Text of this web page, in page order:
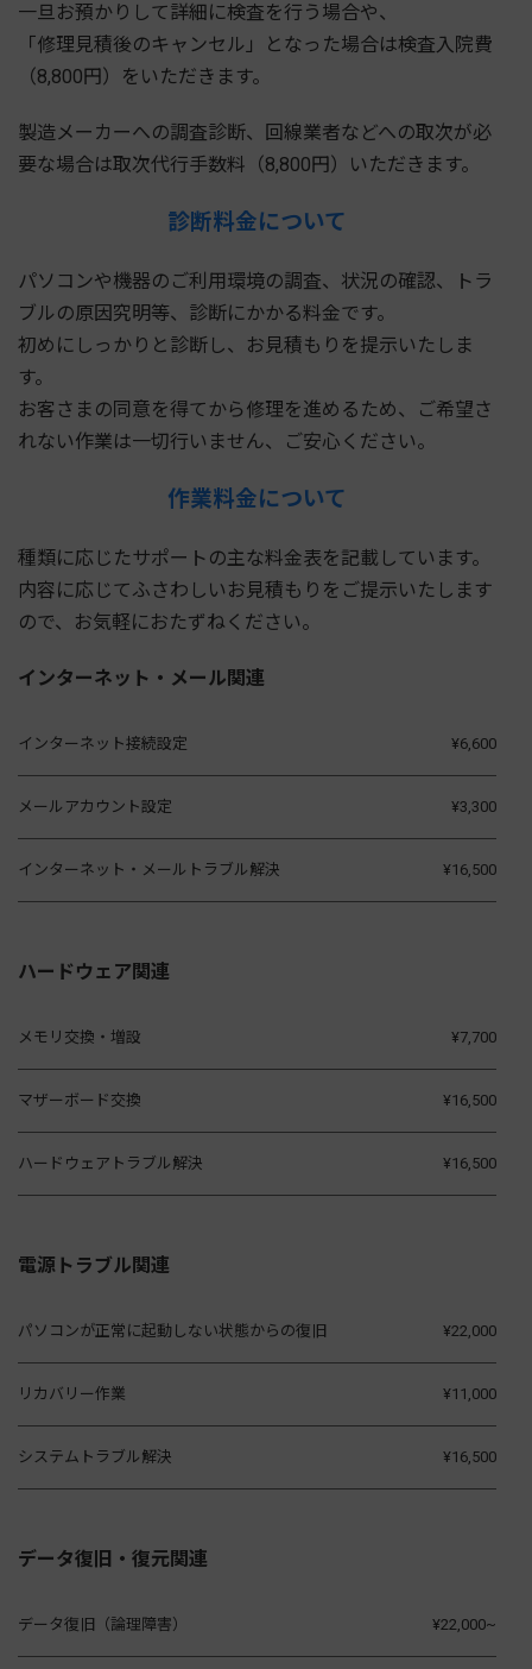
一旦お預かりして詳細に検査を行う場合や、
「修理見積後のキャンセル」となった場合は検査入院費
（8,800円）をいただきます。
製造メーカーへの調査診断、回線業者などへの取次が必
要な場合は取次代行手数料（8,800円）いただきます。
診断料金について
パソコンや機器のご利用環境の調査、状況の確認、トラ
ブルの原因究明等、診断にかかる料金です。
初めにしっかりと診断し、お見積もりを提示いたしま
す。
お客さまの同意を得てから修理を進めるため、ご希望さ
れない作業は一切行いません、ご安心ください。
作業料金について
種類に応じたサポートの主な料金表を記載しています。
内容に応じてふさわしいお見積もりをご提示いたします
ので、お気軽におたずねください。
インターネット・メール関連
インターネット接続設定 ¥6,600
メールアカウント設定 ¥3,300
インターネット・メールトラブル解決 ¥16,500
ハードウェア関連
メモリ交換・増設 ¥7,700
マザーボード交換 ¥16,500
ハードウェアトラブル解決 ¥16,500
電源トラブル関連
パソコンが正常に起動しない状態からの復旧 ¥22,000
リカバリー作業 ¥11,000
システムトラブル解決 ¥16,500
データ復旧・復元関連
データ復旧（論理障害） ¥22,000~